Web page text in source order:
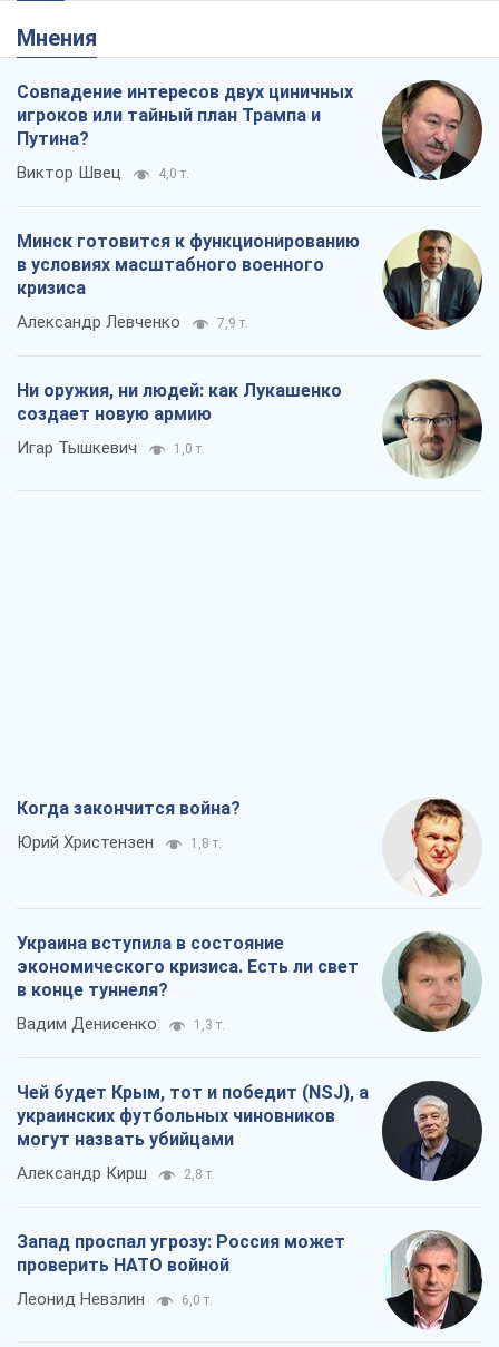
Мнения
Совпадение интересов двух циничных
игроков или тайный план Трампа и
Путина?
Виктор Швец 4,0 т.
Минск готовится к функционированию
в условиях масштабного военного
кризиса
Александр Левченко 7,9 т.
Ни оружия, ни людей: как Лукашенко
создает новую армию
Игар Тышкевич 1,0 т.
Когда закончится война?
Юрий Христензен 1,8 т.
Украина вступила в состояние
экономического кризиса. Есть ли свет
в конце туннеля?
Вадим Денисенко 1,3 т.
Чей будет Крым, тот и победит (NSJ), а
украинских футбольных чиновников
могут назвать убийцами
Александр Кирш 2,8 т.
Запад проспал угрозу: Россия может
проверить НАТО войной
Леонид Невзлин 6,0 т.